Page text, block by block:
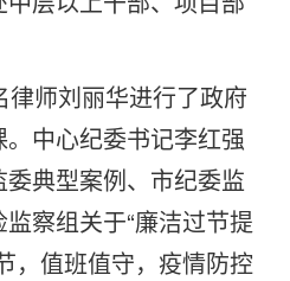
师刘丽华进行了政府
中心纪委书记李红强
典型案例、市纪委监
察组关于“廉洁过节提
，值班值守，疫情防控